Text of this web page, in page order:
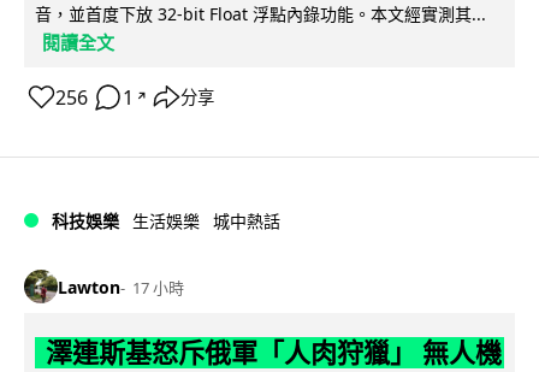
音，並首度下放 32-bit Float 浮點內錄功能。本文經實測其...
閱讀全文
256 1 ↗ 分享
科技娛樂 生活娛樂 城中熱話
Lawton 17 小時
澤連斯基怒斥俄軍「人肉狩獵」 無人機